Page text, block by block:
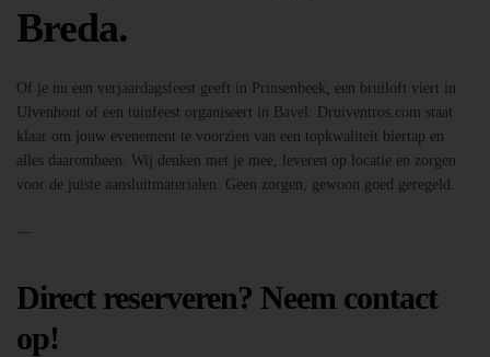
Breda.
Of je nu een verjaardagsfeest geeft in Prinsenbeek, een bruiloft viert in
Ulvenhout of een tuinfeest organiseert in Bavel: Druiventros.com staat
klaar om jouw evenement te voorzien van een topkwaliteit biertap en
alles daaromheen. Wij denken met je mee, leveren op locatie en zorgen
voor de juiste aansluitmaterialen. Geen zorgen, gewoon goed geregeld.
—
Direct reserveren? Neem contact
op!